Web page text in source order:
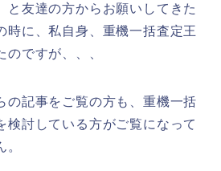
と友達の方からお願いしてきた
時に、私自身、重機一括査定王
ですが、、、
の記事をご覧の方も、重機一括
検討している方がご覧になって